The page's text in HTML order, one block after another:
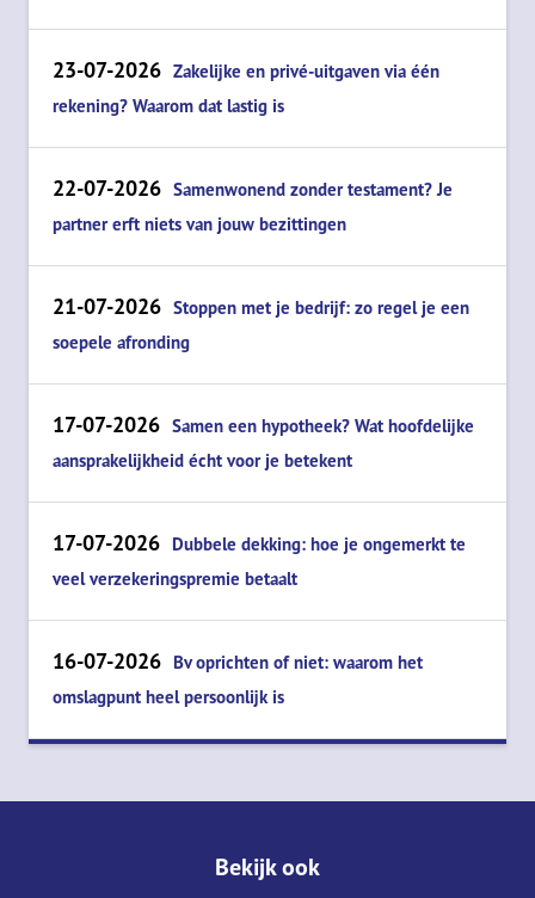
23-07-2026 Zakelijke en privé-uitgaven via één
rekening? Waarom dat lastig is
22-07-2026 Samenwonend zonder testament? Je
partner erft niets van jouw bezittingen
21-07-2026 Stoppen met je bedrijf: zo regel je een
soepele afronding
17-07-2026 Samen een hypotheek? Wat hoofdelijke
aansprakelijkheid écht voor je betekent
17-07-2026 Dubbele dekking: hoe je ongemerkt te
veel verzekeringspremie betaalt
16-07-2026 Bv oprichten of niet: waarom het
omslagpunt heel persoonlijk is
Bekijk ook